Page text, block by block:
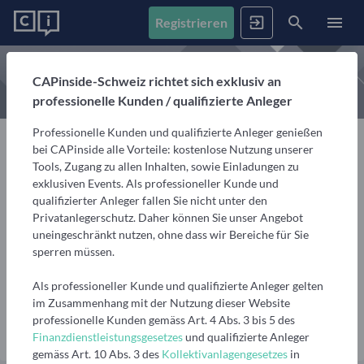
News
Alle Inhalte
Artikel, Podcasts & Videos – Alle Inhalte im Überblick
Gemerkte Inhalte
Artikel, Podcasts und Videos, die Sie sich gemerkt haben
Videos
Community
Podcasts
Audiobeiträge mit spannenden Gästen aus Finanzwelt
und Fondsindustrie
Fonds
1. Fonds finden
Fondssuche
Nutzen Sie die Filter, um aus über 35.000 Fonds die
passenden zu finden
Fondsranking
Lassen Sie sich die besten Fonds aus über 200
Peergroups anzeigen
Die besten Fonds
Firmenprofile
Fondsgesellschaften
Informationen, Beiträge und Produkte unserer Partner-
Vermögensverwalter
Informationen, Beiträge und Produkte/Strategien
unserer Partner-Vermögensverwalter
Events
Übersicht, Anmeldung und weitere Informationen zu
anstehenden Online- und Präsenzveranstaltungen
Vergangene Webinare
Finanzberatung
Registrieren Anmelden
Registrieren
Finanzmakler
Maxim Fedorov
Associate, Maxim Fedorov
Nachricht senden
PROFIL
CAPinside-Schweiz richtet sich exklusiv an
professionelle Kunden / qualifizierte Anleger
Professionelle Kunden und qualifizierte Anleger genießen
bei CAPinside alle Vorteile: kostenlose Nutzung unserer
Tools, Zugang zu allen Inhalten, sowie Einladungen zu
exklusiven Events. Als professioneller Kunde und
qualifizierter Anleger fallen Sie nicht unter den
Privatanlegerschutz. Daher können Sie unser Angebot
uneingeschränkt nutzen, ohne dass wir Bereiche für Sie
sperren müssen.
Als professioneller Kunde und qualifizierte Anleger gelten
im Zusammenhang mit der Nutzung dieser Website
professionelle Kunden gemäss Art. 4 Abs. 3 bis 5 des
Finanzdienstleistungsgesetzesund qualifizierte Anleger
gemäss Art. 10 Abs. 3 des Kollektivanlagengesetzes in